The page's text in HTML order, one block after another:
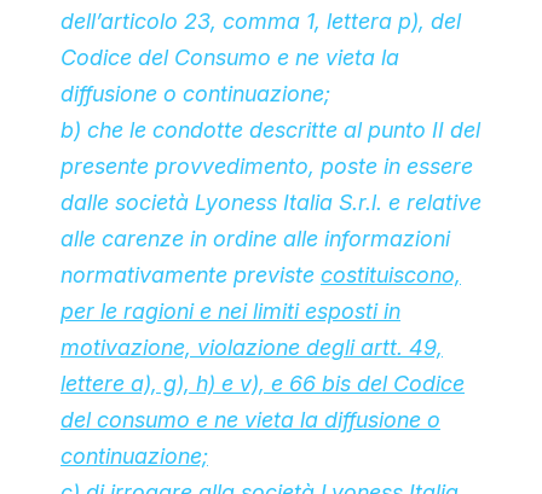
dell’articolo 23, comma 1, lettera p), del
Codice del Consumo e ne vieta la
diffusione o continuazione;
b) che le condotte descritte al punto II del
presente provvedimento, poste in essere
dalle società Lyoness Italia S.r.l. e relative
alle carenze in ordine alle informazioni
normativamente previste costituiscono,
per le ragioni e nei limiti esposti in
motivazione, violazione degli artt. 49,
lettere a), g), h) e v), e 66 bis del Codice
del consumo e ne vieta la diffusione o
continuazione;